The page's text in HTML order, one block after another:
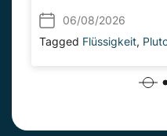
06/08/2026
Tagged Flüssigkeit,